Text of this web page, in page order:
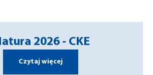
2026 - CKE
Czytaj więcej